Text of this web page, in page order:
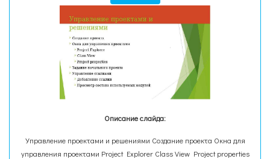
Описание слайда:
Управление проектами и решениями Создание проекта Окна для
управления проектами Project Explorer Class View Project properties